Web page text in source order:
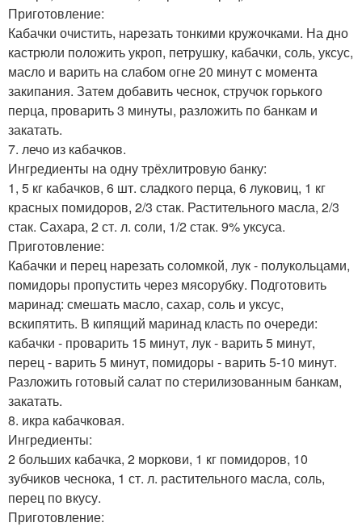
Приготовление:
Кабачки очистить, нарeзать тонкими кружочками. На дно
кастрюли положить укроп, петрушку, кабачки, соль, уксус,
масло и варить на слабом огне 20 минут с момента
закипания. Затем добавить чеснок, стручок горького
перца, проварить 3 минуты, разложить по банкам и
закатать.
7. лечо из кабачков.
Ингредиенты на одну трёхлитровую банку:
1, 5 кг кабачков, 6 шт. сладкого перца, 6 луковиц, 1 кг
красных помидоров, 2/3 стак. Растительного масла, 2/3
стак. Сахара, 2 ст. л. соли, 1/2 стак. 9% уксуса.
Приготовление:
Кабачки и перец нарезать соломкой, лук - полукольцами,
помидоры пропустить через мясорубку. Подготовить
маринад: смешать масло, сахар, соль и уксус,
вскипятить. В кипящий маринад класть по очереди:
кабачки - проварить 15 минут, лук - варить 5 минут,
перец - варить 5 минут, помидоры - варить 5-10 минут.
Разложить готовый салат по стерилизованным банкам,
закатать.
8. икра кабачковая.
Ингредиенты:
2 больших кабачка, 2 моркови, 1 кг помидоров, 10
зубчиков чеснока, 1 ст. л. растительного масла, соль,
перец по вкусу.
Приготовление: